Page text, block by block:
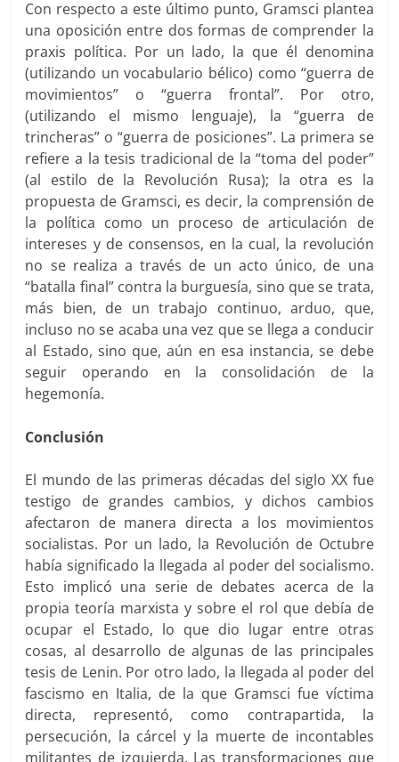
Con respecto a este último punto, Gramsci plantea
una oposición entre dos formas de comprender la
praxis política. Por un lado, la que él denomina
(utilizando un vocabulario bélico) como “guerra de
movimientos” o “guerra frontal”. Por otro,
(utilizando el mismo lenguaje), la “guerra de
trincheras” o “guerra de posiciones”. La primera se
refiere a la tesis tradicional de la “toma del poder”
(al estilo de la Revolución Rusa); la otra es la
propuesta de Gramsci, es decir, la comprensión de
la política como un proceso de articulación de
intereses y de consensos, en la cual, la revolución
no se realiza a través de un acto único, de una
“batalla final” contra la burguesía, sino que se trata,
más bien, de un trabajo continuo, arduo, que,
incluso no se acaba una vez que se llega a conducir
al Estado, sino que, aún en esa instancia, se debe
seguir operando en la consolidación de la
hegemonía.
Conclusión
El mundo de las primeras décadas del siglo XX fue
testigo de grandes cambios, y dichos cambios
afectaron de manera directa a los movimientos
socialistas. Por un lado, la Revolución de Octubre
había significado la llegada al poder del socialismo.
Esto implicó una serie de debates acerca de la
propia teoría marxista y sobre el rol que debía de
ocupar el Estado, lo que dio lugar entre otras
cosas, al desarrollo de algunas de las principales
tesis de Lenin. Por otro lado, la llegada al poder del
fascismo en Italia, de la que Gramsci fue víctima
directa, representó, como contrapartida, la
persecución, la cárcel y la muerte de incontables
militantes de izquierda. Las transformaciones que